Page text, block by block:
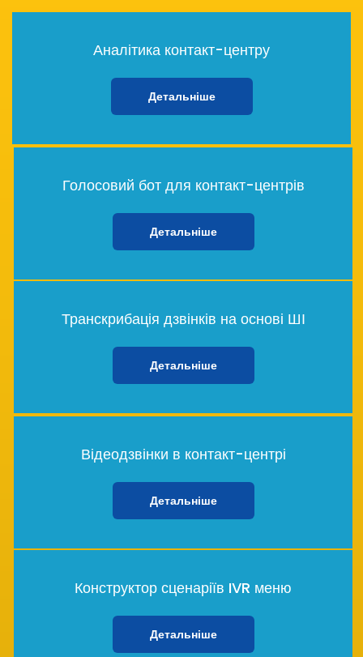
Аналітика контакт-центру
Детальніше
Голосовий бот для контакт-центрів
Детальніше
Транскрибація дзвінків на основі ШІ
Детальніше
Відеодзвінки в контакт-центрі
Детальніше
Конструктор сценаріїв IVR меню
Детальніше